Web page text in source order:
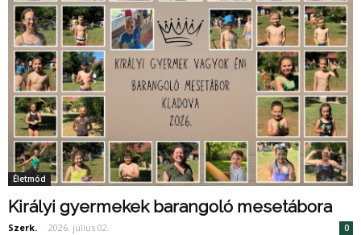
Életmód
Királyi gyermekek barangoló mesetábora
Szerk. - 2026. július 02. 0